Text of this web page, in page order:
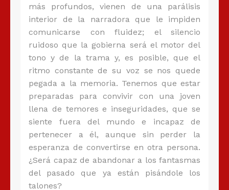
más profundos, vienen de una parálisis
interior de la narradora que le impiden
comunicarse con fluidez; el silencio
ruidoso que la gobierna será el motor del
tono y de la trama y, es posible, que el
ritmo constante de su voz se nos quede
pegada a la memoria. Tenemos que estar
preparadas para convivir con una joven
llena de temores e inseguridades, que se
siente fuera del mundo e incapaz de
pertenecer a él, aunque sin perder la
esperanza de convertirse en otra persona.
¿Será capaz de abandonar a los fantasmas
del pasado que ya están pisándole los
talones?